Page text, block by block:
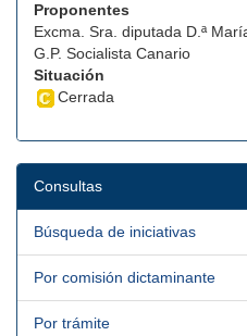
Proponentes
Excma. Sra. diputada D.ª
G.P. Socialista Canario
Situación
Cerrada
Consultas
Búsqueda de iniciativas
Por comisión dictaminante
Por trámite